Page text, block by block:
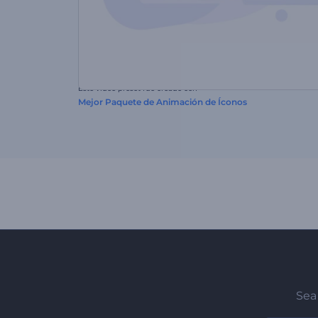
Este video preset fue creado con
Mejor Paquete de Animación de Íconos